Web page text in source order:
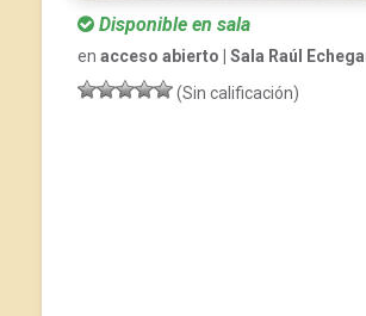
Disponible en sala
en acceso abierto | Sala Raúl
(Sin calificación)